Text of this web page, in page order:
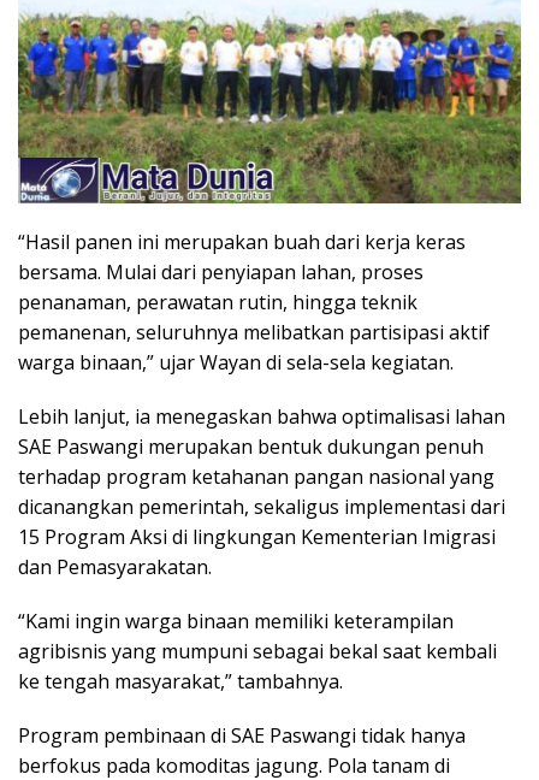
“Hasil panen ini merupakan buah dari kerja keras
bersama. Mulai dari penyiapan lahan, proses
penanaman, perawatan rutin, hingga teknik
pemanenan, seluruhnya melibatkan partisipasi aktif
warga binaan,” ujar Wayan di sela-sela kegiatan.
Lebih lanjut, ia menegaskan bahwa optimalisasi lahan
SAE Paswangi merupakan bentuk dukungan penuh
terhadap program ketahanan pangan nasional yang
dicanangkan pemerintah, sekaligus implementasi dari
15 Program Aksi di lingkungan Kementerian Imigrasi
dan Pemasyarakatan.
“Kami ingin warga binaan memiliki keterampilan
agribisnis yang mumpuni sebagai bekal saat kembali
ke tengah masyarakat,” tambahnya.
Program pembinaan di SAE Paswangi tidak hanya
berfokus pada komoditas jagung. Pola tanam di